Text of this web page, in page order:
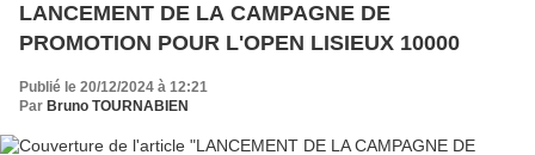
LANCEMENT DE LA CAMPAGNE DE
PROMOTION POUR L'OPEN LISIEUX 10000
Publié le 20/12/2024 à 12:21
Par Bruno TOURNABIEN